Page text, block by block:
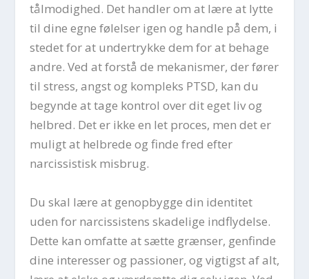
tålmodighed. Det handler om at lære at lytte
til dine egne følelser igen og handle på dem, i
stedet for at undertrykke dem for at behage
andre. Ved at forstå de mekanismer, der fører
til stress, angst og kompleks PTSD, kan du
begynde at tage kontrol over dit eget liv og
helbred. Det er ikke en let proces, men det er
muligt at helbrede og finde fred efter
narcissistisk misbrug.
Du skal lære at genopbygge din identitet
uden for narcissistens skadelige indflydelse.
Dette kan omfatte at sætte grænser, genfinde
dine interesser og passioner, og vigtigst af alt,